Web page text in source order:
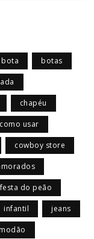
bota botas
chapéu
como usar
cowboy store
festa do peão
infantil jeans
modão